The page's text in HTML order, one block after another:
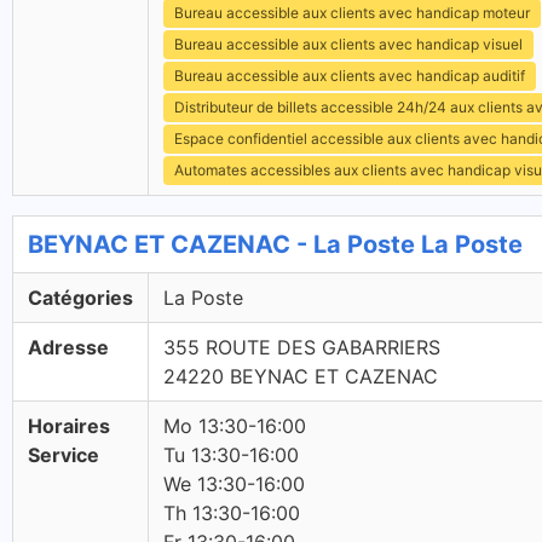
Bureau accessible aux clients avec handicap moteur
Bureau accessible aux clients avec handicap visuel
Bureau accessible aux clients avec handicap auditif
Distributeur de billets accessible 24h/24 aux clients
Espace confidentiel accessible aux clients avec
Automates accessibles aux clients avec handicap
BEYNAC ET CAZENAC - La Poste La Poste
Catégories La Poste
Adresse
355 ROUTE DES GABARRIERS
24220 BEYNAC ET CAZENAC
Horaires
Service
Mo 13:30-16:00
Tu 13:30-16:00
We 13:30-16:00
Th 13:30-16:00